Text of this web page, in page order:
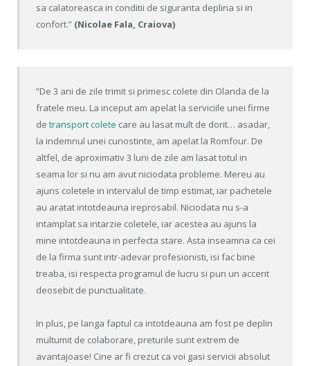
sa calatoreasca in conditii de siguranta deplina si in
confort.” (Nicolae Fala, Craiova)
”De 3 ani de zile trimit si primesc colete din Olanda de la
fratele meu. La inceput am apelat la serviciile unei firme
detransport colete care au lasat mult de dorit… asadar,
la indemnul unei cunostinte, am apelat la Romfour. De
altfel, de aproximativ 3 luni de zile am lasat totul in
seama lor si nu am avut niciodata probleme. Mereu au
ajuns coletele in intervalul de timp estimat, iar pachetele
au aratat intotdeauna ireprosabil. Niciodata nu s-a
intamplat sa intarzie coletele, iar acestea au ajuns la
mine intotdeauna in perfecta stare. Asta inseamna ca cei
de la firma sunt intr-adevar profesionisti, isi fac bine
treaba, isi respecta programul de lucru si pun un accent
deosebit de punctualitate.
In plus, pe langa faptul ca intotdeauna am fost pe deplin
multumit de colaborare, preturile sunt extrem de
avantajoase! Cine ar fi crezut ca voi gasi servicii absolut